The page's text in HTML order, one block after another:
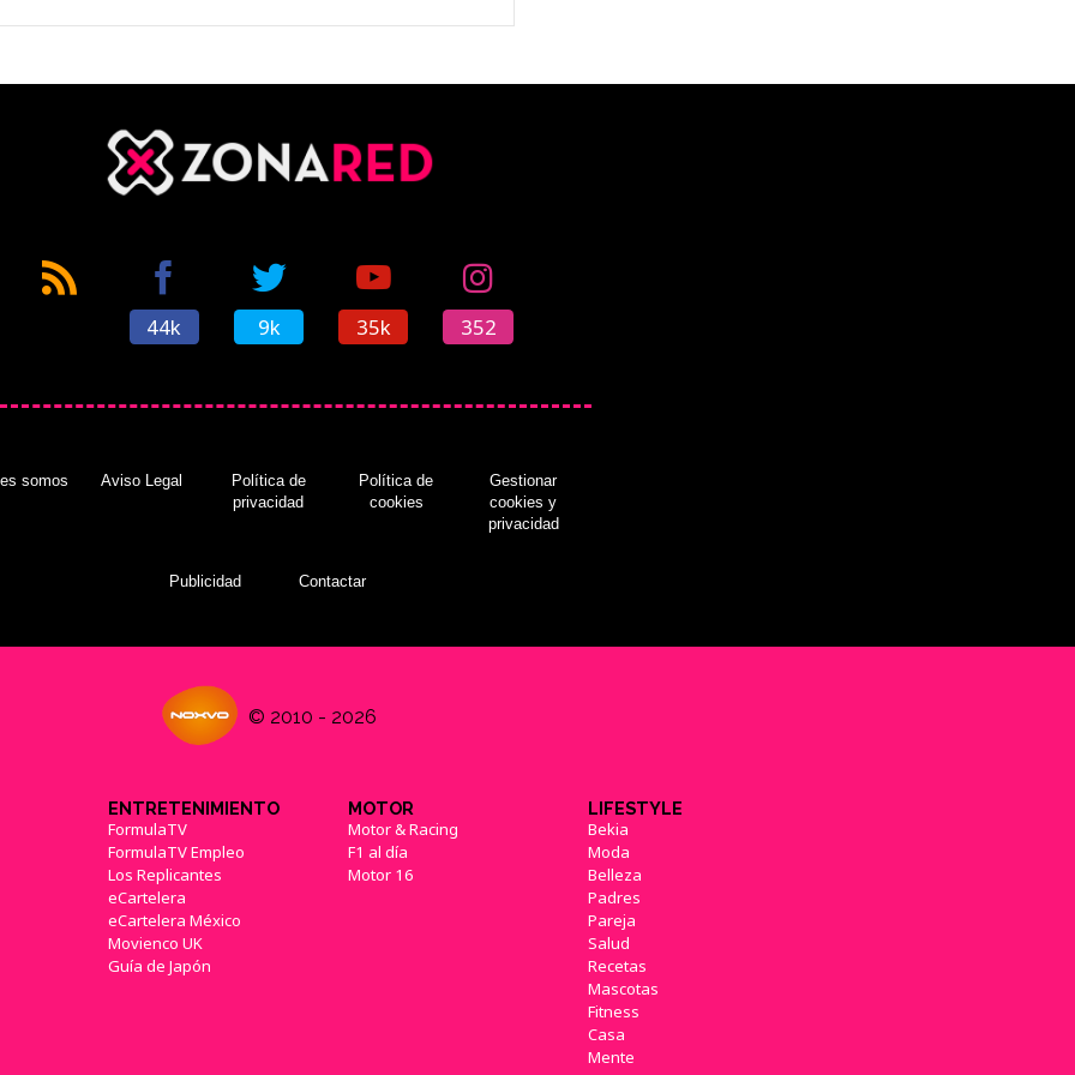
44k 9k 35k 352
somos Aviso Legal
Política de
privacidad
Política de
cookies
Gestionar
cookies y
privacidad
Publicidad Contactar
© 2010 - 2026
ENTRETENIMIENTO
FormulaTV
FormulaTV Empleo
Los Replicantes
eCartelera
eCartelera México
Movienco UK
Guía de Japón
MOTOR
Motor & Racing
F1 al día
Motor 16
LIFESTYLE
Bekia
Moda
Belleza
Padres
Pareja
Salud
Recetas
Mascotas
Fitness
Casa
Mente